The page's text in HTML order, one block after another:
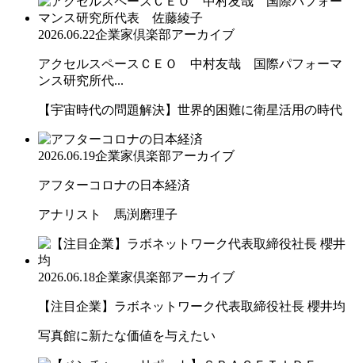
2026.06.22企業家倶楽部アーカイブ
アクセルスペースＣＥＯ 中村友哉 国際パフォーマ
ンス研究所代...
【宇宙時代の問題解決】世界的困難に衛星活用の時代
2026.06.19企業家倶楽部アーカイブ
アフターコロナの日本経済
アナリスト 馬渕磨理子
2026.06.18企業家倶楽部アーカイブ
【注目企業】ラボネットワーク代表取締役社長 櫻井均
写真館に新たな価値を与えたい